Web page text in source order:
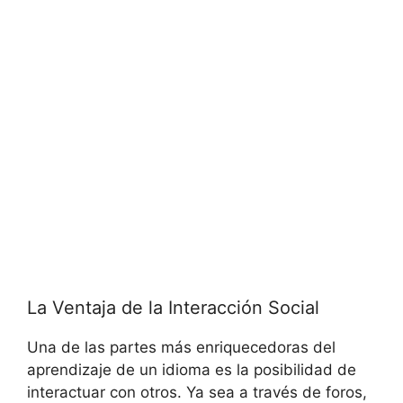
La Ventaja de la Interacción Social
Una de las partes más enriquecedoras del
aprendizaje de un idioma es la posibilidad de
interactuar con otros. Ya sea a través de foros,